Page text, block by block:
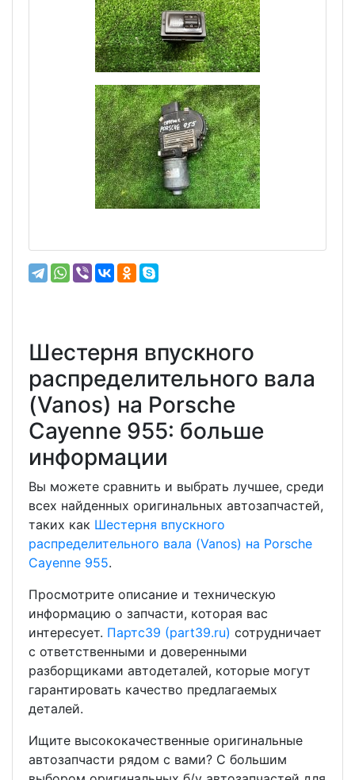
Шестерня впускного
распределительного вала
(Vanos) на Porsche
Cayenne 955: больше
информации
Вы можете сравнить и выбрать лучшее, среди
всех найденных оригинальных автозапчастей,
таких как Шестерня впускного
распределительного вала (Vanos) на Porsche
Cayenne 955.
Просмотрите описание и техническую
информацию о запчасти, которая вас
интересует. Партс39 (part39.ru) сотрудничает
с ответственными и доверенными
разборщиками автодеталей, которые могут
гарантировать качество предлагаемых
деталей.
Ищите высококачественные оригинальные
автозапчасти рядом с вами? С большим